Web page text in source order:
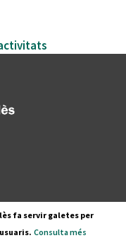
fa servir galetes per
Consulta més